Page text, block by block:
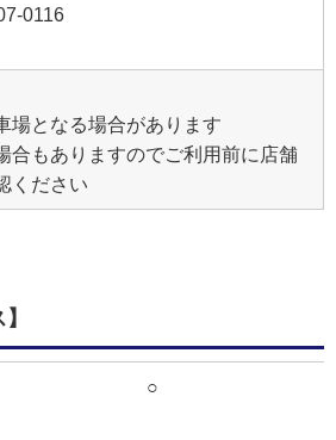
0116
場となる場合があります
合もありますのでご利用前に店舗
ください
○